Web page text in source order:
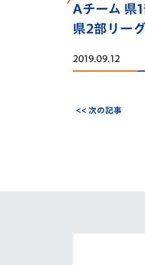
クラブ概
選手プロ
スタッフ
Aチーム 県
県2部リー
2019.09.12
<< 次の記事